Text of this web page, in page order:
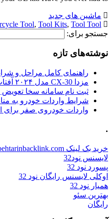
ماشین های جدید
Tool, Tool Kits, Tool Tool
جستجو برای:
نوشته‌های تازه
راهنمای کامل مراحل و شرایط
مزدا CX-30 مدل ۲۰۲۴ آفتاب خودرو؛ بررسی و مشخصات فنی
ثبت نام سامانه سخا
شرایط واردات خودرو به
واردات خودروی صفر
.
خرید بک لینک behtarinbacklink.com
لایسنس نود32
پسورد نود 32
اوکلی لایسنس رایگان نود 32
همیار نود 32
بهترین سئو
رایگان